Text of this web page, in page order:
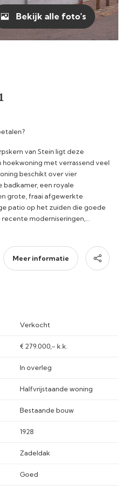
van Stein ligt deze
met verrassend veel
beschikt over vier
badkamer, een royale
grote, fraai afgewerkte
patio op het zuiden die goede
moderniseringen,…
Meer informatie
Bekijk alle foto's
Verkocht
€ 279.000,- k.k.
In overleg
Halfvrijstaande woning
Bestaande bouw
1928
Zadeldak
Goed